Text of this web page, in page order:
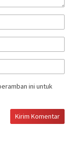
ini untuk